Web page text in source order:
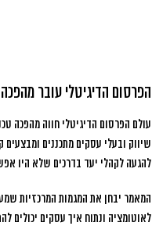
הפרסום הדיגיטלי עובר
עולם הפרסום הדיגיטלי חווה מהפכה
שיווק ובעלי עסקים מתכננים
להגעה לקהלי יעד בדרכים שלא היו
המאמר יבחן את המגמות המרכזיות
לאוטומציה ונתוח איך עסקים יכולים